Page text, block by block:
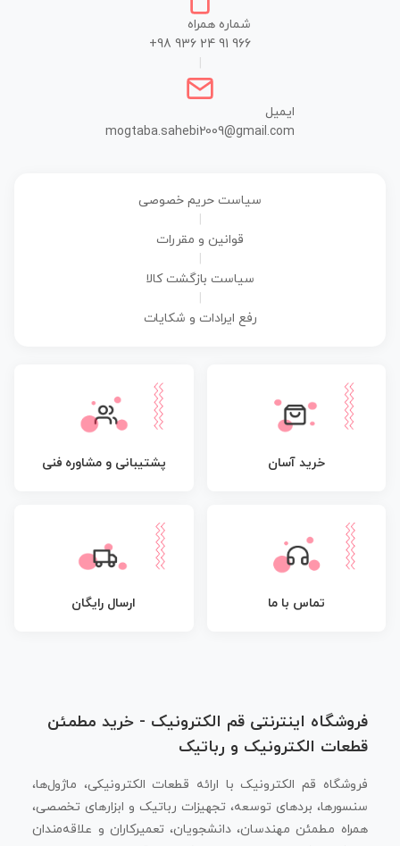
شماره همراه
+98 936 24 91 966
ایمیل
mogtaba.sahebi2009@gmail.com
سیاست حریم خصوصی
قوانین و مقررات
سیاست بازگشت کالا
رفع ایرادات و شکایات
خرید آسان پشتیبانی و مشاوره فنی
تماس با ما ارسال رایگان
فروشگاه اینترنتی قم الکترونیک - خرید مطمئن
قطعات الکترونیک و رباتیک
فروشگاه قم الکترونیک با ارائه قطعات الکترونیکی، ماژول‌ها،
سنسورها، بردهای توسعه، تجهیزات رباتیک و ابزارهای تخصصی،
همراه مطمئن مهندسان، دانشجویان، تعمیرکاران و علاقه‌مندان